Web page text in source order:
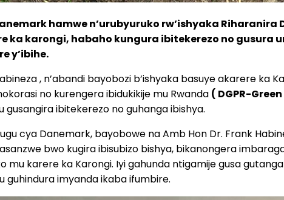
hamwe n’urubyuruko rw’ishyaka Riharanira
ka karongi, habaho kungura ibitekerezo no gusura
y’ibihe.
, n’abandi bayobozi b’ishyaka basuye akarere
no kurengera ibidukikije mu Rwanda ( DGPR-
gusangira ibitekerezo no guhanga ibishya.
cya Danemark, bayobowe na Amb Hon Dr. Frank
bwo kugira ibisubizo bishya, bikanongera
karere ka Karongi. Iyi gahunda ntigamije gusa
guhindura imyanda ikaba ifumbire.